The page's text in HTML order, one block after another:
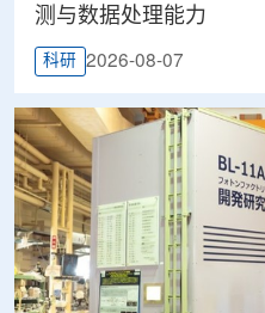
测与数据处理能力
科研 2026-08-07